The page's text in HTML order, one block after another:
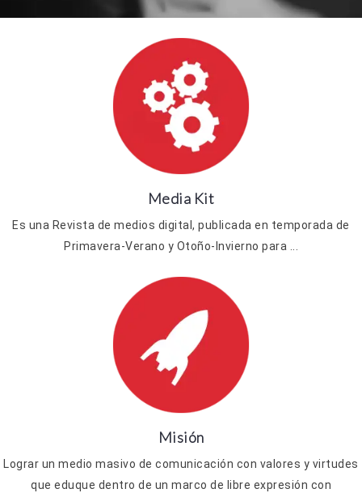
Media Kit
Es una Revista de medios digital, publicada en temporada de
Primavera-Verano y Otoño-Invierno para ...
Misión
Lograr un medio masivo de comunicación con valores y virtudes
que eduque dentro de un marco de libre expresión con